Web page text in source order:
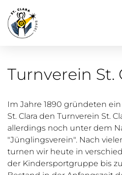
Turnverein St.
Im Jahre 1890 gründeten
St. Clara den Turnverein St.
allerdings noch unter dem
"Jünglingsverein". Nach
turnen wir heute in
der Kindersportgruppe bis